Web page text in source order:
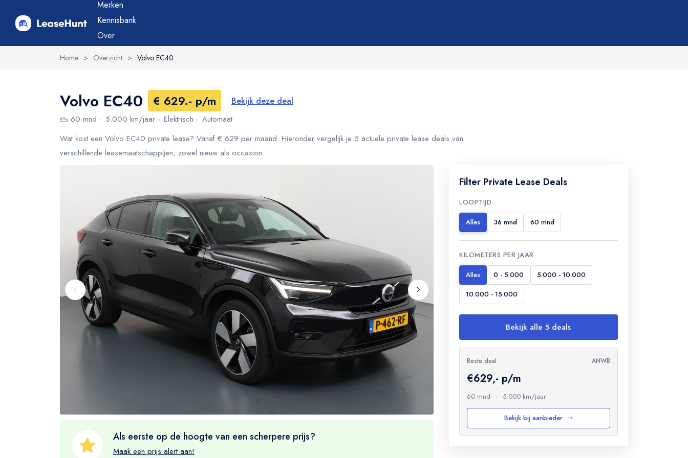
Merken
Kennisbank
Over
Home > Overzicht > Volvo EC40
Volvo EC40 € 629.- p/m Bekijk deze deal
60 mnd 5.000 km/jaar Elektrisch
Automaat
Wat kost een Volvo EC40 private lease? Vanaf € 629 per maand. Hieronder vergelijk je 5 actuele private lease deals van
verschillende leasemaatschappijen, zowel nieuw als occasion.
Als eerste op de hoogte van een scherpere prijs?
Maak een prijs alert aan!
Filter Private Lease Deals
LOOPTIJD
Alles 36 mnd 60 mnd
KILOMETERS PER JAAR
Alles 0 - 5.000
5.000 - 10.000
10.000 - 15.000
Bekijk alle 5 deals
Beste deal ANWB
€629,- p/m
60 mnd · 5.000 km/jaar
Bekijk bij aanbieder